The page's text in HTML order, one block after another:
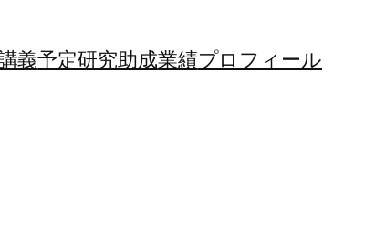
義予定研究助成業績プロフィール